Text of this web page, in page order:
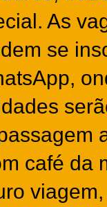
As
se
café da